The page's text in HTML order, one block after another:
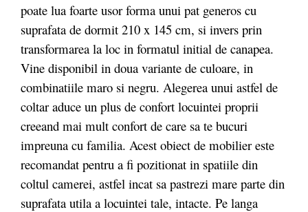
poate lua foarte usor forma unui pat generos cu
suprafata de dormit 210 x 145 cm, si invers prin
transformarea la loc in formatul initial de canapea.
Vine disponibil in doua variante de culoare, in
combinatiile maro si negru. Alegerea unui astfel de
coltar aduce un plus de confort locuintei proprii
creeand mai mult confort de care sa te bucuri
impreuna cu familia. Acest obiect de mobilier este
recomandat pentru a fi pozitionat in spatiile din
coltul camerei, astfel incat sa pastrezi mare parte din
suprafata utila a locuintei tale, intacte. Pe langa